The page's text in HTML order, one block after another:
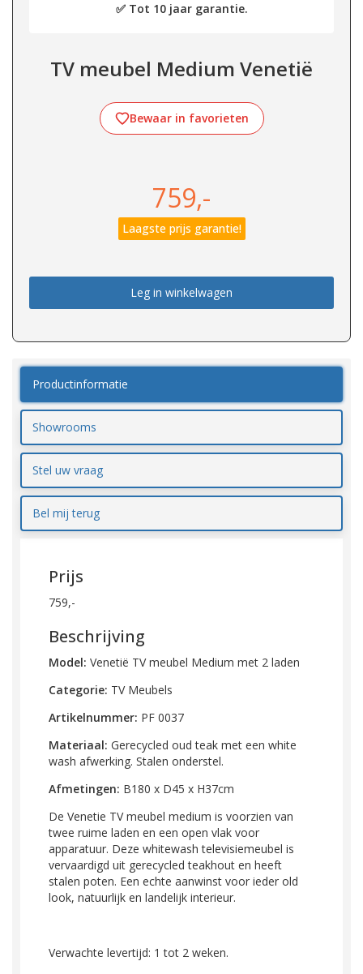
✅ Tot 10 jaar garantie.
TV meubel Medium Venetië
Bewaar in favorieten
759,-
Laagste prijs garantie!
Leg in winkelwagen
Productinformatie
Showrooms
Stel uw vraag
Bel mij terug
Prijs
759,-
Beschrijving
Model: Venetië TV meubel Medium met 2 laden
Categorie: TV Meubels
Artikelnummer: PF 0037
Materiaal: Gerecycled oud teak met een white
wash afwerking. Stalen onderstel.
Afmetingen: B180 x D45 x H37cm
De Venetie TV meubel medium is voorzien van
twee ruime laden en een open vlak voor
apparatuur. Deze whitewash televisiemeubel is
vervaardigd uit gerecycled teakhout en heeft
stalen poten. Een echte aanwinst voor ieder old
look, natuurlijk en landelijk interieur.
Verwachte levertijd: 1 tot 2 weken.